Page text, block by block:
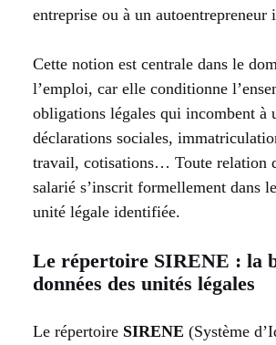
entreprise ou à un autoentrepreneur
Cette notion est centrale dans le
l’emploi, car elle conditionne
obligations légales qui incombent à
déclarations sociales,
travail, cotisations… Toute relation
salarié s’inscrit formellement dans
unité légale identifiée.
Le répertoire SIRENE : la
données des unités légales
Le répertoire SIRENE (Système